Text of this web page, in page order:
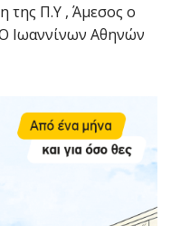
της Π.Υ , Άμεσος ο
Ιωαννίνων Αθηνών